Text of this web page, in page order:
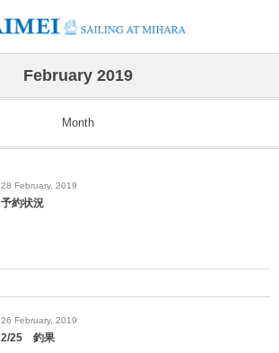
February 2019
Month
28 February, 2019
予約状況
26 February, 2019
2/25 釣果